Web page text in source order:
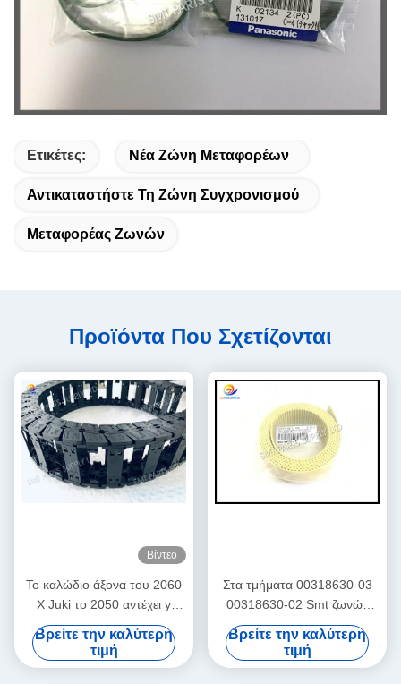
Ετικέτες: Νέα Ζώνη Μεταφορέων
Αντικαταστήστε Τη Ζώνη Συγχρονισμού
Μεταφορέας Ζωνών
Προϊόντα Που Σχετίζονται
Βίντεο
Το καλώδιο άξονα του 2060
Χ Juki το 2050 αντέχει y
40069117 E205572900B
Βρείτε την καλύτερη
τιμή
Στα τμήματα 00318630-03
00318630-02 Smt ζωνών
άξονα Υ SIEMENS HS50
αποθεμάτων
Βρείτε την καλύτερη
τιμή